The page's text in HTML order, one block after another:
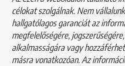
célokat szolgálnak. Nem
hallgatólagos garanciát az
megfelelőségére,
alkalmasságára vagy
másra vonatkozóan. Az